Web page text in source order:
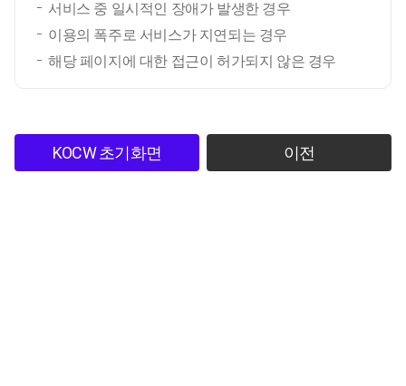
서비스 중 일시적인 장애가 발생한 경우
이용의 폭주로 서비스가 지연되는 경우
해당 페이지에 대한 접근이 허가되지 않은 경우
KOCW 초기화면 이전